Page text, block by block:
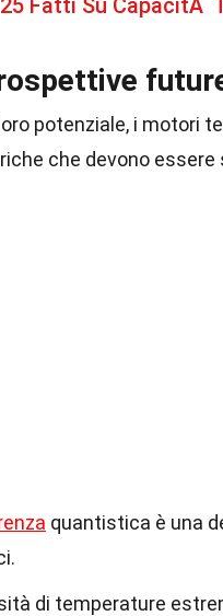
25 Fatti Su CapacitÃ
potenziale, i motori
che devono
quantistica è una
di temperature